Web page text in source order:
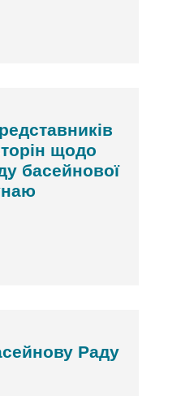
щодо
басейнової
Раду